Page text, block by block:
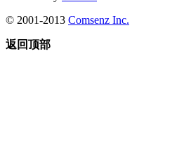
© 2001-2013 Comsenz Inc.
返回顶部